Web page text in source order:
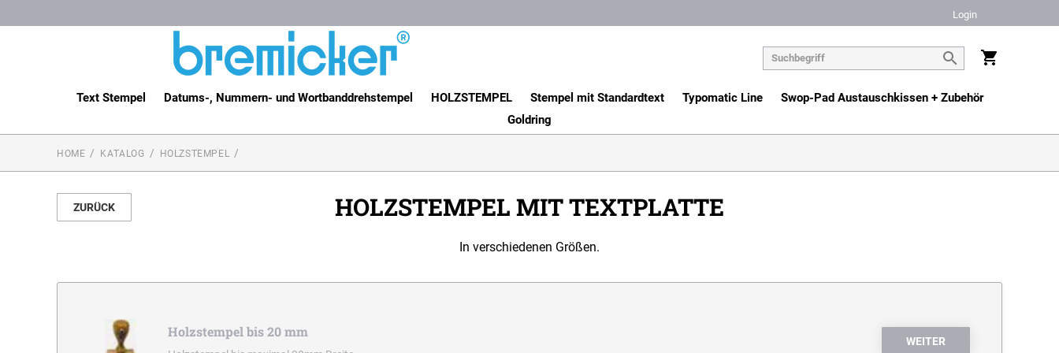
Login
Text Stempel Datums-, Nummern- und Wortbanddrehstempel HOLZSTEMPEL Stempel mit Standardtext Typomatic Line
Swop-Pad Austauschkissen + Zubehör
Goldring
HOME KATALOG HOLZSTEMPEL
ZURÜCK HOLZSTEMPEL MIT TEXTPLATTE
In verschiedenen Größen.
Holzstempel bis 20 mm
WEITER